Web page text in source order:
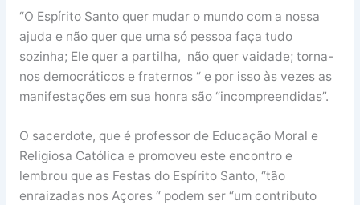
“O Espírito Santo quer mudar o mundo com a nossa
ajuda e não quer que uma só pessoa faça tudo
sozinha; Ele quer a partilha, não quer vaidade; torna-
nos democráticos e fraternos “ e por isso às vezes as
manifestações em sua honra são “incompreendidas”.
O sacerdote, que é professor de Educação Moral e
Religiosa Católica e promoveu este encontro e
lembrou que as Festas do Espírito Santo, “tão
enraizadas nos Açores “ podem ser “um contributo